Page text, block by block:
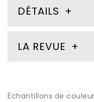
DÉTAILS
LA REVUE
Échantillons de